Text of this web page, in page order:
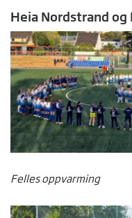
Heia Nordstrand og
Felles oppvarming